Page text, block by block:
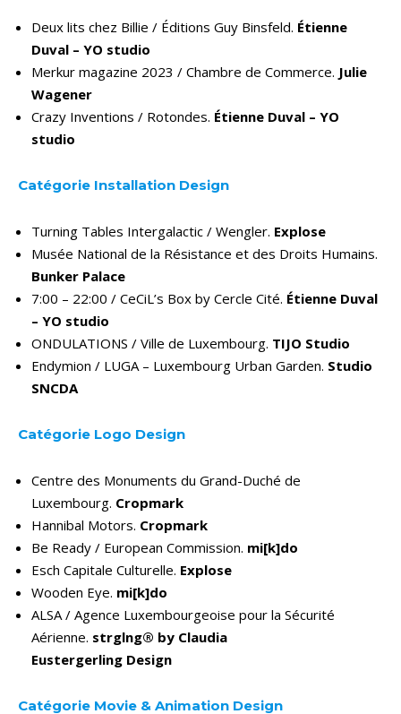
Deux lits chez Billie / Éditions Guy Binsfeld. Étienne
Duval – YO studio
Merkur magazine 2023 / Chambre de Commerce. Julie
Wagener
Crazy Inventions / Rotondes. Étienne Duval – YO
studio
Catégorie Installation Design
Turning Tables Intergalactic / Wengler. Explose
Musée National de la Résistance et des Droits Humains.
Bunker Palace
7:00 – 22:00 / CeCiL’s Box by Cercle Cité. Étienne Duval
– YO studio
ONDULATIONS / Ville de Luxembourg. TIJO Studio
Endymion / LUGA – Luxembourg Urban Garden. Studio
SNCDA
Catégorie Logo Design
Centre des Monuments du Grand-Duché de
Luxembourg. Cropmark
Hannibal Motors. Cropmark
Be Ready / European Commission. mi[k]do
Esch Capitale Culturelle. Explose
Wooden Eye. mi[k]do
ALSA / Agence Luxembourgeoise pour la Sécurité
Aérienne. strglng® by Claudia
Eustergerling Design
Catégorie Movie & Animation Design